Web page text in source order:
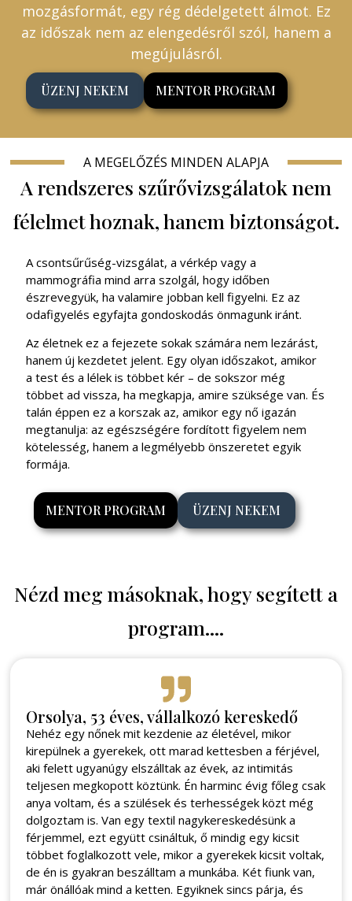
mozgásformát, egy rég dédelgetett álmot. Ez
az időszak nem az elengedésről szól, hanem a
megújulásról.
ÜZENJ NEKEM MENTOR PROGRAM
A MEGELŐZÉS MINDEN ALAPJA
A rendszeres szűrővizsgálatok nem
félelmet hoznak, hanem biztonságot.
A csontsűrűség-vizsgálat, a vérkép vagy a
mammográfia mind arra szolgál, hogy időben
észrevegyük, ha valamire jobban kell figyelni. Ez az
odafigyelés egyfajta gondoskodás önmagunk iránt.
Az életnek ez a fejezete sokak számára nem lezárást,
hanem új kezdetet jelent. Egy olyan időszakot, amikor
a test és a lélek is többet kér – de sokszor még
többet ad vissza, ha megkapja, amire szüksége van. És
talán éppen ez a korszak az, amikor egy nő igazán
megtanulja: az egészségére fordított figyelem nem
kötelesség, hanem a legmélyebb önszeretet egyik
formája.
MENTOR PROGRAM ÜZENJ NEKEM
Nézd meg másoknak, hogy segített a
program....
Orsolya, 53 éves, vállalkozó kereskedő
Nehéz egy nőnek mit kezdenie az életével, mikor
kirepülnek a gyerekek, ott marad kettesben a férjével,
aki felett ugyanúgy elszálltak az évek, az intimitás
teljesen megkopott köztünk. Én harminc évig főleg csak
anya voltam, és a szülések és terhességek közt még
dolgoztam is. Van egy textil nagykereskedésünk a
férjemmel, ezt együtt csináltuk, ő mindig egy kicsit
többet foglalkozott vele, mikor a gyerekek kicsit voltak,
de én is gyakran beszálltam a munkába. Két fiunk van,
már önállóak mind a ketten. Egyiknek sincs párja, és